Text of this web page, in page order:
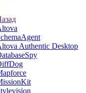
Authentic Desktop